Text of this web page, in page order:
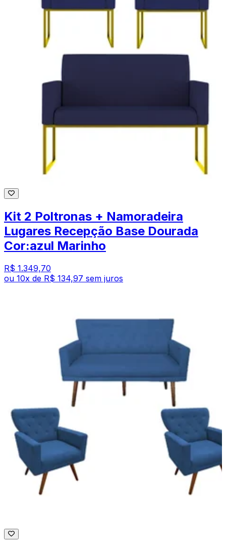
Kit 2 Poltronas + Namoradeira
Lugares Recepção Base Dourada
Cor:azul Marinho
R$ 1.349,70
ou 10x de R$ 134,97 sem juros